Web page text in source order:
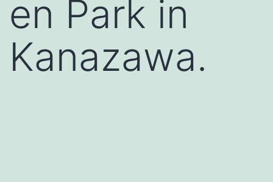
en Park in
Kanazawa.